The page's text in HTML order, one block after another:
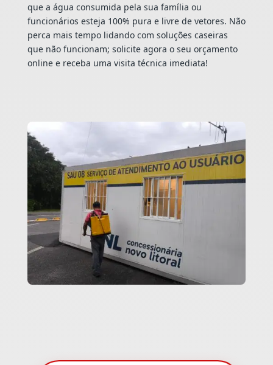
que a água consumida pela sua família ou
funcionários esteja 100% pura e livre de vetores. Não
perca mais tempo lidando com soluções caseiras
que não funcionam; solicite agora o seu orçamento
online e receba uma visita técnica imediata!